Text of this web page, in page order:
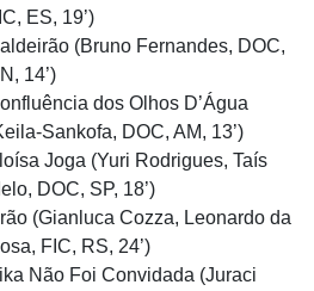
ES, 19’)
(Bruno Fernandes, DOC,
14’)
dos Olhos D’Água
Sankofa, DOC, AM, 13’)
Joga (Yuri Rodrigues, Taís
DOC, SP, 18’)
(Gianluca Cozza, Leonardo da
FIC, RS, 24’)
Não Foi Convidada (Juraci